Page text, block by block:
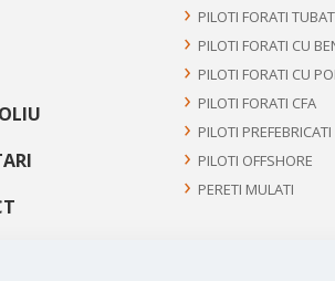
PILOTI FORATI TUBAT
PILOTI FORATI CU
PILOTI FORATI CU
PILOTI FORATI CFA
PILOTI PREFEBRICATI
PILOTI OFFSHORE
PERETI MULATI